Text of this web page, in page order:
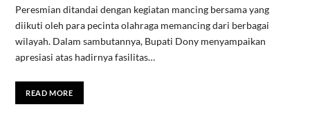
Peresmian ditandai dengan kegiatan mancing bersama yang
diikuti oleh para pecinta olahraga memancing dari berbagai
wilayah. Dalam sambutannya, Bupati Dony menyampaikan
apresiasi atas hadirnya fasilitas…
READ MORE